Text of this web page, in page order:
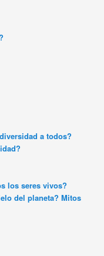
a todos?
los seres vivos?
del planeta? Mitos